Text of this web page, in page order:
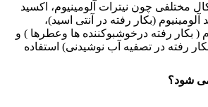
مختلفی چون نیترات آلومینیوم، اکسید
آلومینیوم (بکار رفته در آنتی اسید)،
( بکار رفته درخوشبوکننده ها وعطرها ) و
رفته در تصفیه آب نوشیدنی) استفاده
می شود؟